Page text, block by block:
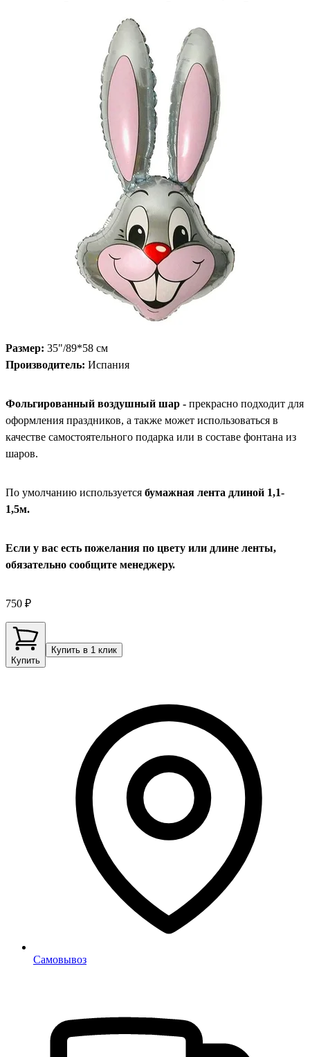
Размер: 35"/89*58 см
Производитель: Испания
Фольгированный воздушный шар - прекрасно подходит для
оформления праздников, а также может использоваться в
качестве самостоятельного подарка или в составе фонтана из
шаров.
По умолчанию используется бумажная лента длиной 1,1-
1,5м.
Если у вас есть пожелания по цвету или длине ленты,
обязательно сообщите менеджеру.
750 ₽
Купить
Купить в 1 клик
Самовывоз